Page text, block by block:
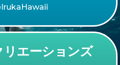
リエーションズ